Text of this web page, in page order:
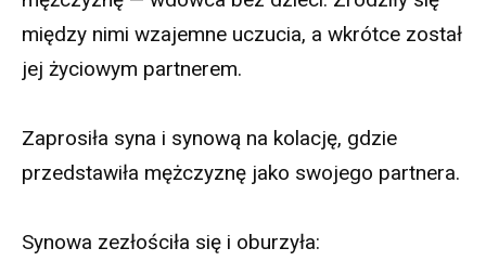
między nimi wzajemne uczucia, a wkrótce został
jej życiowym partnerem.
Zaprosiła syna i synową na kolację, gdzie
przedstawiła mężczyznę jako swojego partnera.
Synowa zezłościła się i oburzyła: